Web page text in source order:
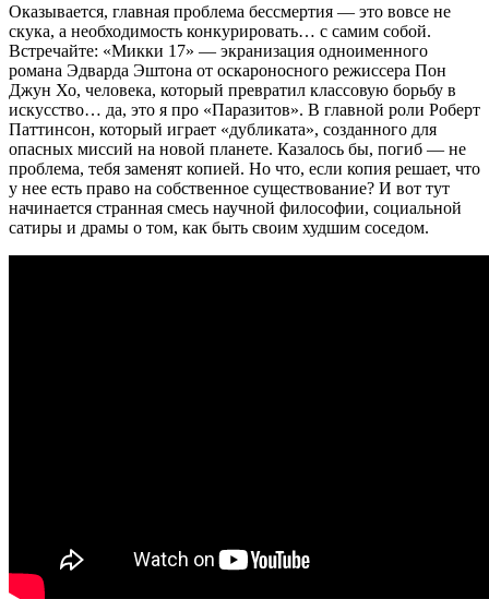
Оказывается, главная проблема бессмертия — это вовсе не
скука, а необходимость конкурировать… с самим собой.
Встречайте: «Микки 17» — экранизация одноименного
романа Эдварда Эштона от оскароносного режиссера Пон
Джун Хо, человека, который превратил классовую борьбу в
искусство… да, это я про «Паразитов». В главной роли Роберт
Паттинсон, который играет «дубликата», созданного для
опасных миссий на новой планете. Казалось бы, погиб — не
проблема, тебя заменят копией. Но что, если копия решает, что
у нее есть право на собственное существование? И вот тут
начинается странная смесь научной философии, социальной
сатиры и драмы о том, как быть своим худшим соседом.